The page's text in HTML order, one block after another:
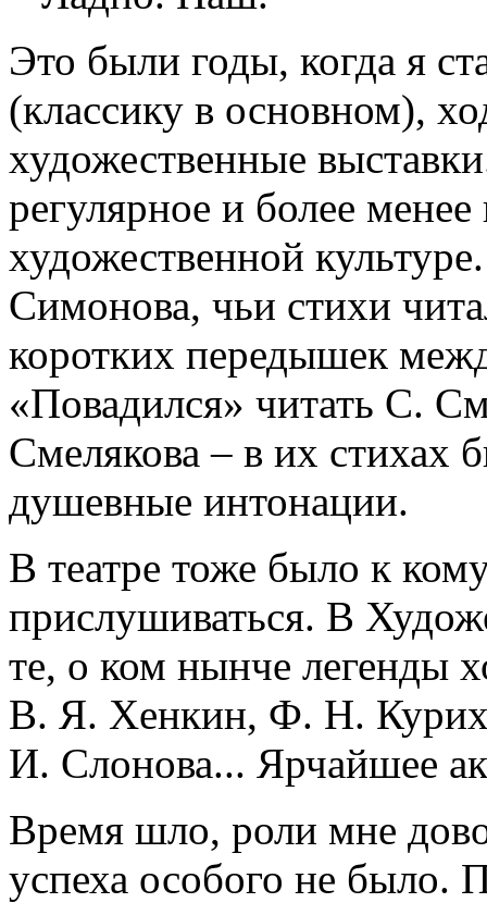
Это были годы, когда я
(классику в основном),
художественные
регулярное и более
художественной
Симонова, чьи стихи
коротких передышек
«Повадился» читать С.
Смелякова – в их стихах
душевные интонации.
В театре тоже было к
прислушиваться. В
те, о ком нынче легенды
В. Я. Хенкин, Ф. Н.
И. Слонова... Ярчайшее
Время шло, роли мне
успеха особого не было.